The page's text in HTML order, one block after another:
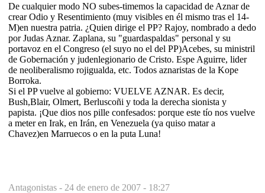
De cualquier modo NO subes-timemos la capacidad de Aznar de
crear Odio y Resentimiento (muy visibles en él mismo tras el 14-
M)en nuestra patria. ¿Quien dirige el PP? Rajoy, nombrado a dedo
por Judas Aznar. Zaplana, su "guardaspaldas" personal y su
portavoz en el Congreso (el suyo no el del PP)Acebes, su ministril
de Gobernación y judenlegionario de Cristo. Espe Aguirre, lider
de neoliberalismo rojigualda, etc. Todos aznaristas de la Kope
Borroka.
Si el PP vuelve al gobierno: VUELVE AZNAR. Es decir,
Bush,Blair, Olmert, Berluscoñi y toda la derecha sionista y
papista. ¡Que dios nos pille confesados: porque este tío nos vuelve
a meter en Irak, en Irán, en Venezuela (ya quiso matar a
Chavez)en Marruecos o en la puta Luna!
Antagonistas - 24 de enero de 2007 - 18:27